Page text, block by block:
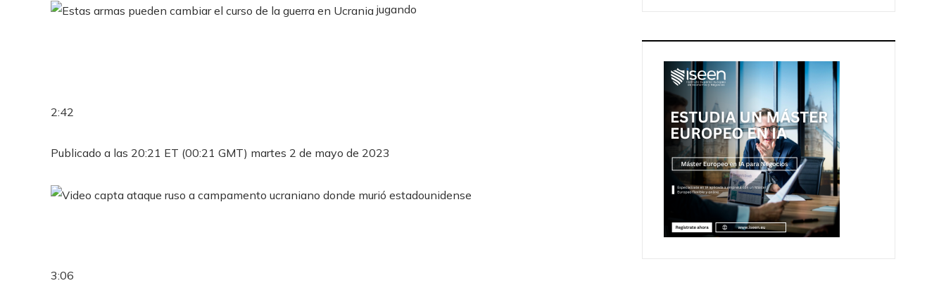
jugando
2:42
Publicado a las 20:21 ET (00:21 GMT) martes 2 de mayo de 2023
3:06